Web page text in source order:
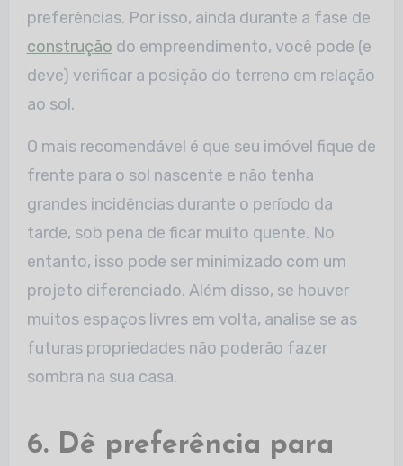
preferências. Por isso, ainda durante a fase de
construção do empreendimento, você pode (e
deve) verificar a posição do terreno em relação
ao sol.
O mais recomendável é que seu imóvel fique de
frente para o sol nascente e não tenha
grandes incidências durante o período da
tarde, sob pena de ficar muito quente. No
entanto, isso pode ser minimizado com um
projeto diferenciado. Além disso, se houver
muitos espaços livres em volta, analise se as
futuras propriedades não poderão fazer
sombra na sua casa.
6. Dê preferência para